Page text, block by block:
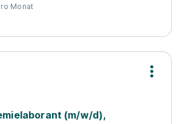
Monat
(m/w/d),